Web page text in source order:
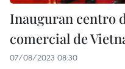
Inauguran centro
comercial de
07/08/2023 08:30